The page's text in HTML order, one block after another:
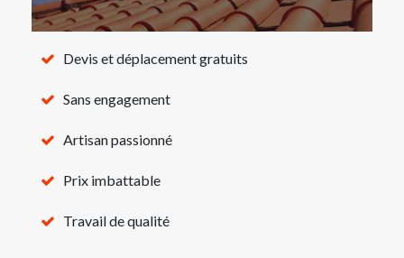
Devis et déplacement gratuits
Sans engagement
Artisan passionné
Prix imbattable
Travail de qualité